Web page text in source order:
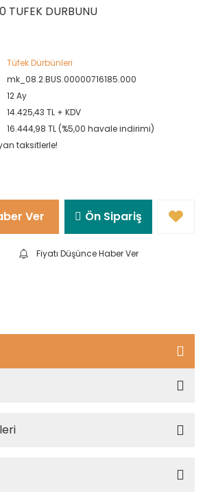
TUFEK DURBUNU
Tüfek Dürbünleri
mk_08.2.BUS.00000716185.000
12 Ay
14.425,43 TL + KDV
16.444,98 TL (%5,00 havale indirimi)
taksitlerle!
Ver Ön Sipariş
Fiyatı Düşünce Haber Ver